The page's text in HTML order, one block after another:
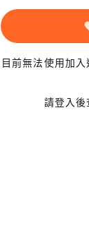
目前無法使用加
請登入後